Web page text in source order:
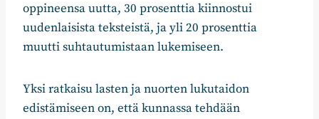
oppineensa uutta, 30 prosenttia kiinnostui
uudenlaisista teksteistä, ja yli 20 prosenttia
muutti suhtautumistaan lukemiseen.
Yksi ratkaisu lasten ja nuorten lukutaidon
edistämiseen on, että kunnassa tehdään